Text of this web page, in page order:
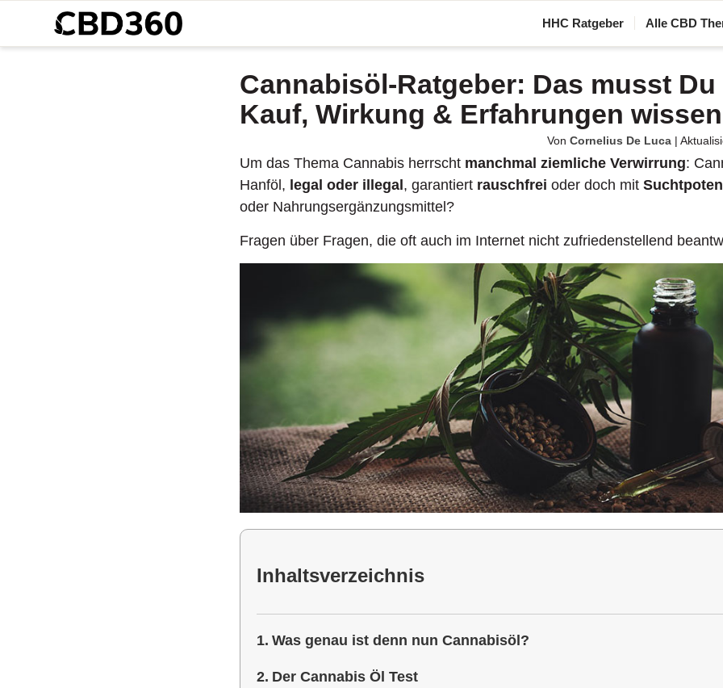
HHC Ratgeber Alle CBD
Cannabisöl-Ratgeber: Das musst
Kauf, Wirkung & Erfahrungen
Von Cornelius De Luca |
Um das Thema Cannabis herrscht manchmal ziemliche Verwirrung:
Hanföl, legal oder illegal , garantiert rauschfrei oder doch mit
oder Nahrungsergänzungsmittel?
Fragen über Fragen, die oft auch im Internet nicht zufriedenstellend
Inhaltsverzeichnis
Was genau ist denn nun Cannabisöl?
Der Cannabis Öl Test